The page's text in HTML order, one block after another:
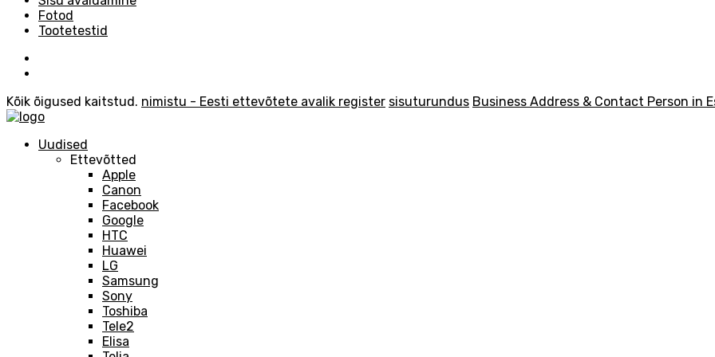
Fotod
Tootetestid
Kõik õigused kaitstud. nimistu - Eesti ettevõtete avalik register sisuturundus Business Address & Contact Person in
Uudised
Ettevõtted
Apple
Canon
Facebook
Google
HTC
Huawei
LG
Samsung
Sony
Toshiba
Tele2
Elisa